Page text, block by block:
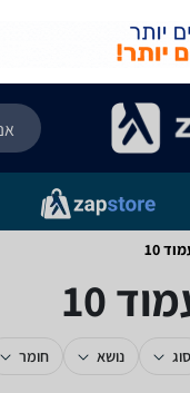
10
10
סוג נושא חומר